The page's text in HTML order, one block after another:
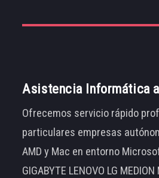
Asistencia Informática
Ofrecemos servicio rápido
particulares empresas
AMD y Mac en entorno
GIGABYTE LENOVO LG